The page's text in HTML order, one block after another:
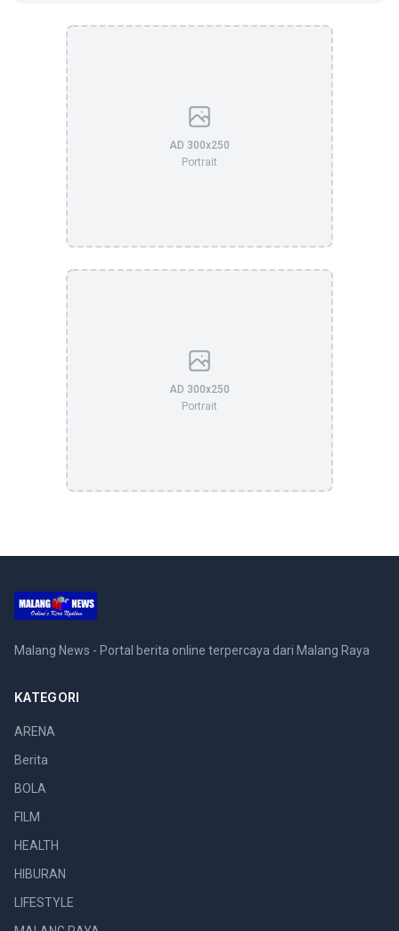
AD 300x250
Portrait
AD 300x250
Portrait
Malang News - Portal berita online terpercaya dari Malang Raya
KATEGORI
ARENA
Berita
BOLA
FILM
HEALTH
HIBURAN
LIFESTYLE